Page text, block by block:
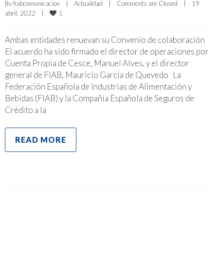
By fiabcomunicacion Actualidad Comments are Closed
19
abril, 2022
1
Ambas entidades renuevan su Convenio de colaboración
El acuerdo ha sido firmado el director de operaciones por
Cuenta Propia de Cesce, Manuel Alves, y el director
general de FIAB, Mauricio García de Quevedo La
Federación Española de Industrias de Alimentación y
Bebidas (FIAB) y la Compañía Española de Seguros de
Crédito a la
READ MORE